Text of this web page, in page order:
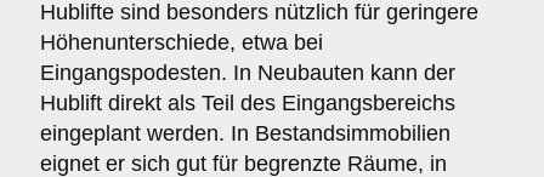
Hublifte sind besonders nützlich für geringere
Höhenunterschiede, etwa bei
Eingangspodesten. In Neubauten kann der
Hublift direkt als Teil des Eingangsbereichs
eingeplant werden. In Bestandsimmobilien
eignet er sich gut für begrenzte Räume, in